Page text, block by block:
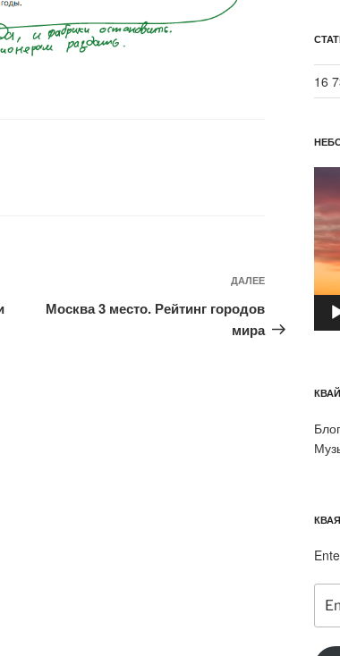
запись
ДАЛЕЕ
Москва 3 место. Рейтинг городов
мира
16